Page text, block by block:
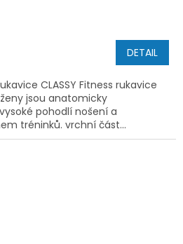
DETAIL
CLASSY Fitness rukavice
jsou anatomicky
pohodlí nošení a
tréninků. vrchní část...